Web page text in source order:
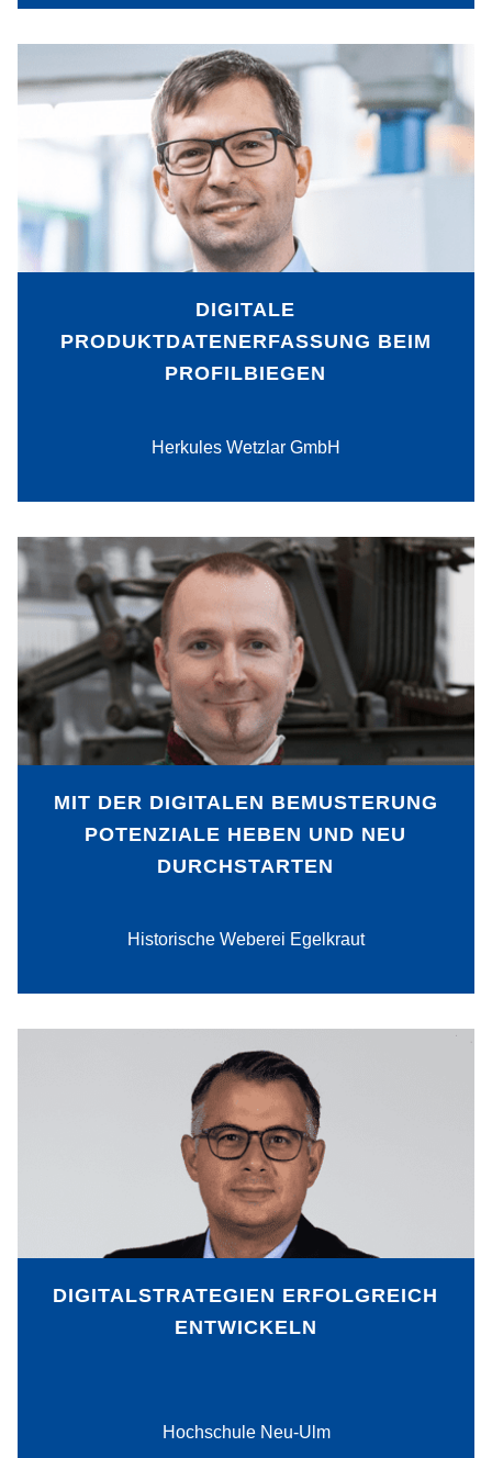
DIGITALE
PRODUKTDATENERFASSUNG BEIM
PROFILBIEGEN
Herkules Wetzlar GmbH
Dank der Entwicklung eines mobilen,
digitalen Messgeräts misst die Herkules
Wetzlar GmbH nicht nur präziser,
sondern auch deutlich schneller. Die
Zeitersparnis liegt bei bis zu 70 Prozent.
Das mobile Messgerät ist der
Ausgangspunkt für die langfristige
Entwicklung von Herkules Wetzlar in
Richtung Industrie 4.0.
PDF-Download
MIT DER DIGITALEN BEMUSTERUNG
POTENZIALE HEBEN UND NEU
DURCHSTARTEN
Historische Weberei Egelkraut
Entgegen dem schnelllebigen und oft
nicht nachhaltigen Massenmarkt im
Bereich der Webstoffe gelingt der
Historischen Weberei Egelkraut die
Transformation zu einer digital
aufgestellten Spezialanbieterin.
PDF-Download
DIGITALSTRATEGIEN ERFOLGREICH
ENTWICKELN
Hochschule Neu-Ulm
Eine Digitalstrategie kann helfen,
Digitalisierungsvorhaben ganzheitlich auf
das Unternehmen auszurichten und
neue Chancen zu erkennen. Professor
Dr. Daniel Schallmo, Hochschule Neu-
Ulm, entwickelte eine praxisbasierte
Methode, wie Unternehmen eine solche
Strategie strukturiert und zielgerichtet
entwickeln können.
PDF-Download